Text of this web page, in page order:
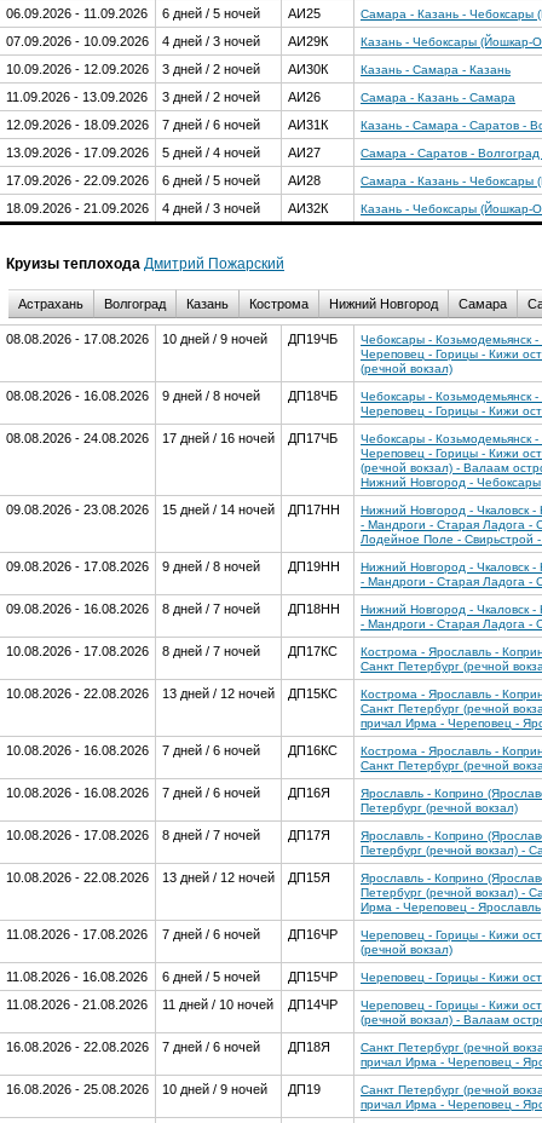
06.09.2026 - 11.09.2026 6 дней / 5 ночей АИ25 Самара - Казань - Чебоксары
07.09.2026 - 10.09.2026 4 дней / 3 ночей АИ29К Казань - Чебоксары (Йошкар-
10.09.2026 - 12.09.2026 3 дней / 2 ночей АИ30К Казань - Самара - Казань
11.09.2026 - 13.09.2026 3 дней / 2 ночей АИ26 Самара - Казань - Самара
12.09.2026 - 18.09.2026 7 дней / 6 ночей АИ31К Казань - Самара - Саратов -
13.09.2026 - 17.09.2026 5 дней / 4 ночей АИ27 Самара - Саратов -
17.09.2026 - 22.09.2026 6 дней / 5 ночей АИ28 Самара - Казань - Чебоксары
18.09.2026 - 21.09.2026 4 дней / 3 ночей АИ32К Казань - Чебоксары (Йошкар-
Круизы теплохода Дмитрий Пожарский
Астрахань Волгоград Казань Кострома Нижний Новгород Самара
08.08.2026 - 17.08.2026 10 дней / 9 ночей ДП19ЧБ
Чебоксары - Козьмодемьянск
Череповец - Горицы - Кижи
(речной вокзал)
08.08.2026 - 16.08.2026 9 дней / 8 ночей ДП18ЧБ
Чебоксары - Козьмодемьянск
Череповец - Горицы - Кижи
08.08.2026 - 24.08.2026 17 дней / 16 ночей ДП17ЧБ
Чебоксары - Козьмодемьянск
Череповец - Горицы - Кижи
(речной вокзал) - Валаам
Нижний Новгород - Чебоксары
09.08.2026 - 23.08.2026 15 дней / 14 ночей ДП17НН
Нижний Новгород - Чкаловск
- Мандроги - Старая Ладога -
Лодейное Поле - Свирьстрой
09.08.2026 - 17.08.2026 9 дней / 8 ночей ДП19НН
Нижний Новгород - Чкаловск
- Мандроги - Старая Ладога -
09.08.2026 - 16.08.2026 8 дней / 7 ночей ДП18НН
Нижний Новгород - Чкаловск
- Мандроги - Старая Ладога -
10.08.2026 - 17.08.2026 8 дней / 7 ночей ДП17КС
Кострома - Ярославль -
Санкт Петербург (речной
10.08.2026 - 22.08.2026 13 дней / 12 ночей ДП15КС
Кострома - Ярославль -
Санкт Петербург (речной
причал Ирма - Череповец -
10.08.2026 - 16.08.2026 7 дней / 6 ночей ДП16КС
Кострома - Ярославль -
Санкт Петербург (речной
10.08.2026 - 16.08.2026 7 дней / 6 ночей ДП16Я
Ярославль - Коприно
Петербург (речной вокзал)
10.08.2026 - 17.08.2026 8 дней / 7 ночей ДП17Я
Ярославль - Коприно
Петербург (речной вокзал) -
10.08.2026 - 22.08.2026 13 дней / 12 ночей ДП15Я
Ярославль - Коприно
Петербург (речной вокзал) -
Ирма - Череповец - Ярославль
11.08.2026 - 17.08.2026 7 дней / 6 ночей ДП16ЧР
Череповец - Горицы - Кижи
(речной вокзал)
11.08.2026 - 16.08.2026 6 дней / 5 ночей ДП15ЧР Череповец - Горицы - Кижи
11.08.2026 - 21.08.2026 11 дней / 10 ночей ДП14ЧР
Череповец - Горицы - Кижи
(речной вокзал) - Валаам
16.08.2026 - 22.08.2026 7 дней / 6 ночей ДП18Я
Санкт Петербург (речной
причал Ирма - Череповец -
16.08.2026 - 25.08.2026 10 дней / 9 ночей ДП19
Санкт Петербург (речной
причал Ирма - Череповец -